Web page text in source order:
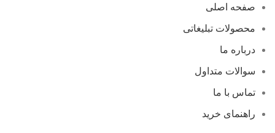
صفحه اصلی
محصولات تبلیغاتی
درباره ما
سوالات متداول
تماس با ما
راهنمای خرید